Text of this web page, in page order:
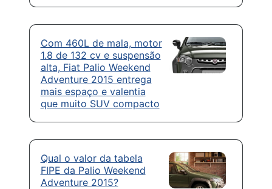
Com 460L de mala, motor
1.8 de 132 cv e suspensão
alta, Fiat Palio Weekend
Adventure 2015 entrega
mais espaço e valentia
que muito SUV compacto
Qual o valor da tabela
FIPE da Palio Weekend
Adventure 2015?